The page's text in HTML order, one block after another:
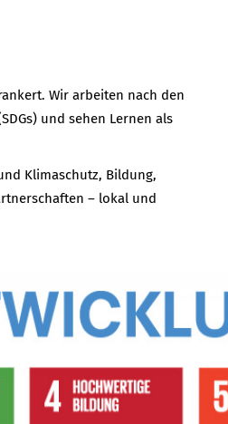
Wir arbeiten nach den
und sehen Lernen als
Klimaschutz, Bildung,
– lokal und